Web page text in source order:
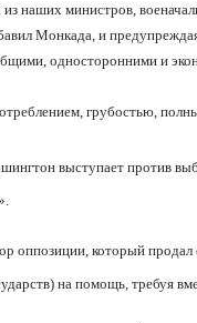
наших министров,
Монкада, и
односторонними и
грубостью,
выступает против
оппозиции, который
на помощь, требуя